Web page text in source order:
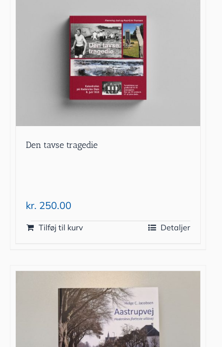
Den tavse tragedie
kr. 250.00
Tilføj til kurv Detaljer